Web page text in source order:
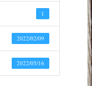
1
2022/02/09
2022/05/16